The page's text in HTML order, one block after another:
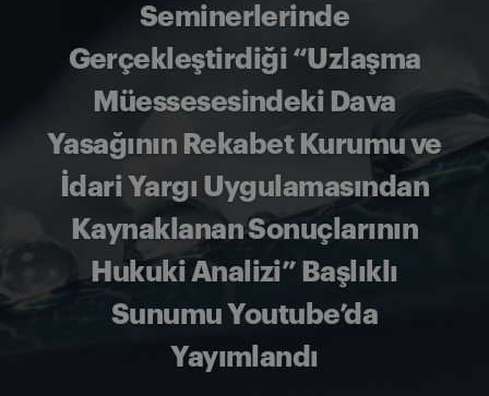
Seminerlerinde
Gerçekleştirdiği “Uzlaşma
Müessesesindeki Dava
Yasağının Rekabet Kurumu ve
İdari Yargı Uygulamasından
Kaynaklanan Sonuçlarının
Hukuki Analizi” Başlıklı
Sunumu Youtube’da
Yayımlandı